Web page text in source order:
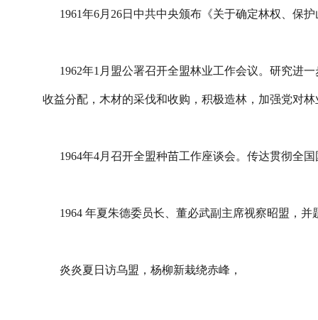
1961年6月26日中共中央颁布《关于确定林权、保
1962年1月盟公署召开全盟林业工作会议。研究进
收益分配，木材的采伐和收购，积极造林，加强党对
1964年4月召开全盟种苗工作座谈会。传达贯彻全
1964 年夏朱德委员长、董必武副主席视察昭盟，并
炎炎夏日访乌盟，杨柳新栽绕赤峰，